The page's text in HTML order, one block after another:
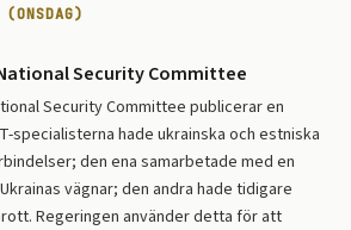
Security Committee
Security Committee publicerar en
specialisterna hade ukrainska och estniska
den ena samarbetade med en
vägnar; den andra hade tidigare
Regeringen använder detta för att